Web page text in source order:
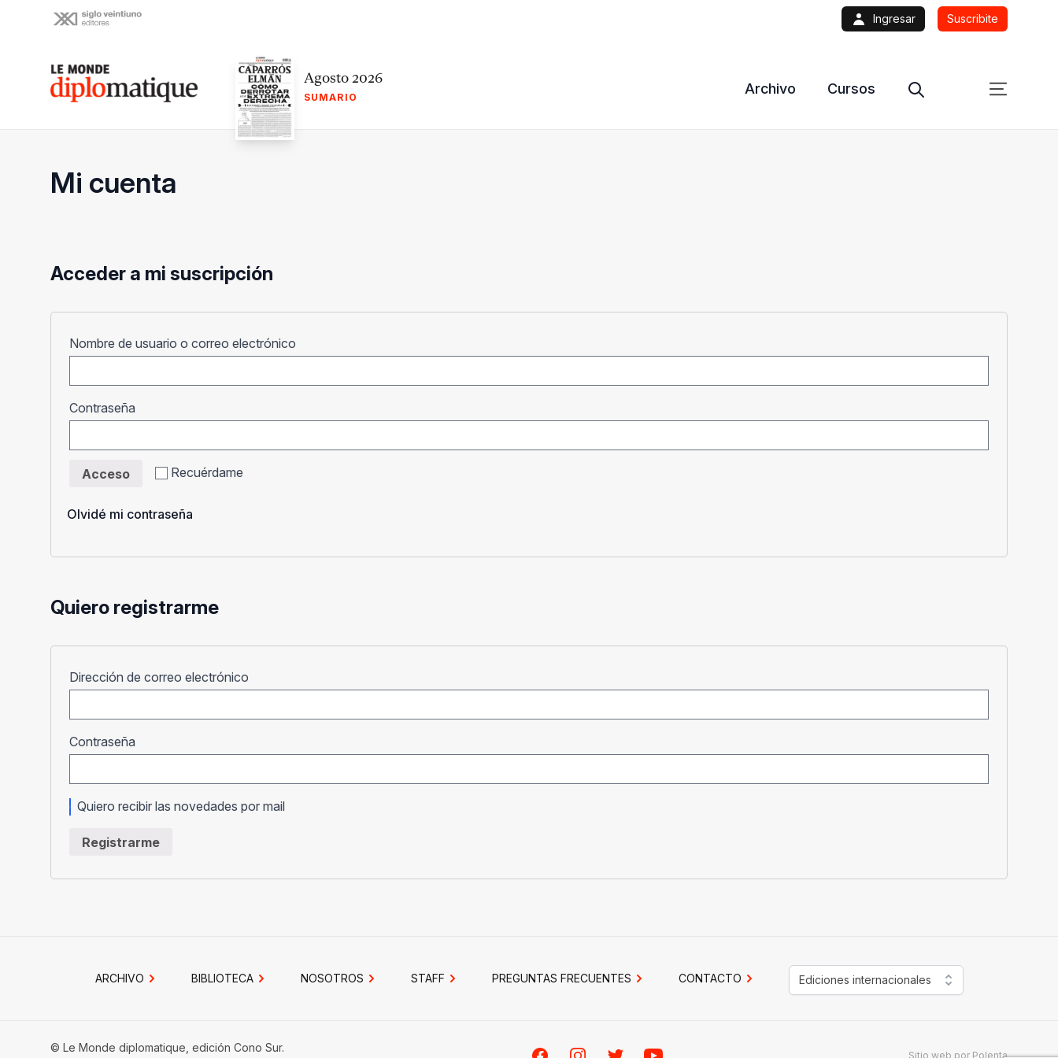
Ingresar Suscribite
Le monde diplomatique Agosto 2026
SUMARIO
Archivo Cursos
Mi cuenta
Acceder a mi suscripción
Nombre de usuario o correo electrónico
Contraseña
Recuérdame
Acceso
Olvidé mi contraseña
Quiero registrarme
Dirección de correo electrónico
Contraseña
Quiero recibir las novedades por mail
Registrarme
ARCHIVO BIBLIOTECA NOSOTROS STAFF PREGUNTAS FRECUENTES CONTACTO Ediciones internacionales
© Le Monde diplomatique, edición Cono Sur.
Sitio web por Polenta